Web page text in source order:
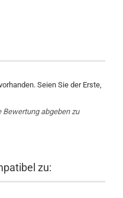
Seien Sie der Erste,
abgeben zu
zu: